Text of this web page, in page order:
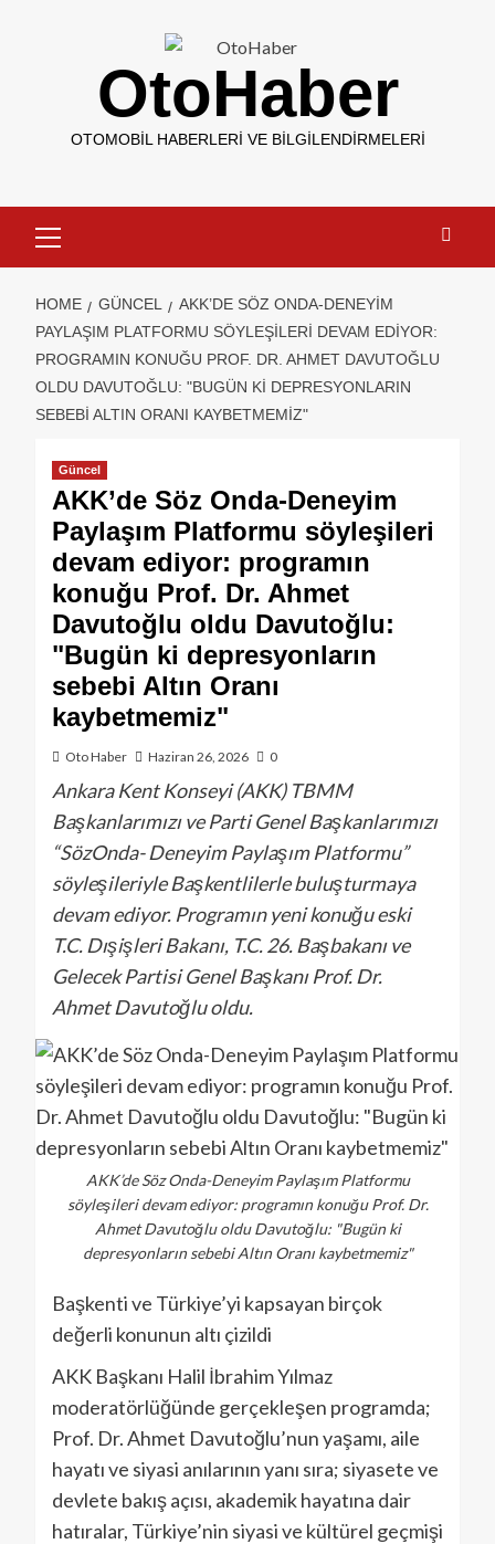
OtoHaber
OTOMOBIL HABERLERI VE BILGILENDIRMELERI
HOME GÜNCEL
AKK’DE SÖZ ONDA-DENEYIM
PAYLAŞIM PLATFORMU SÖYLEŞILERI DEVAM EDIYOR:
PROGRAMIN KONUĞU PROF. DR. AHMET DAVUTOĞLU
OLDU DAVUTOĞLU: "BUGÜN KI DEPRESYONLARIN
SEBEBI ALTIN ORANI KAYBETMEMIZ"
Güncel
AKK’de Söz Onda-Deneyim
Paylaşım Platformu söyleşileri
devam ediyor: programın
konuğu Prof. Dr. Ahmet
Davutoğlu oldu Davutoğlu:
"Bugün ki depresyonların
sebebi Altın Oranı
kaybetmemiz"
Oto Haber Haziran 26, 2026 0
Ankara Kent Konseyi (AKK) TBMM
Başkanlarımızı ve Parti Genel Başkanlarımızı
“SözOnda- Deneyim Paylaşım Platformu”
söyleşileriyle Başkentlilerle buluşturmaya
devam ediyor. Programın yeni konuğu eski
T.C. Dışişleri Bakanı, T.C. 26. Başbakanı ve
Gelecek Partisi Genel Başkanı Prof. Dr.
Ahmet Davutoğlu oldu.
AKK’de Söz Onda-Deneyim Paylaşım Platformu
söyleşileri devam ediyor: programın konuğu Prof. Dr.
Ahmet Davutoğlu oldu Davutoğlu: "Bugün ki
depresyonların sebebi Altın Oranı kaybetmemiz"
Başkenti ve Türkiye’yi kapsayan birçok
değerli konunun altı çizildi
AKK Başkanı Halil İbrahim Yılmaz
moderatörlüğünde gerçekleşen programda;
Prof. Dr. Ahmet Davutoğlu’nun yaşamı, aile
hayatı ve siyasi anılarının yanı sıra; siyasete ve
devlete bakış açısı, akademik hayatına dair
hatıralar, Türkiye’nin siyasi ve kültürel geçmişi